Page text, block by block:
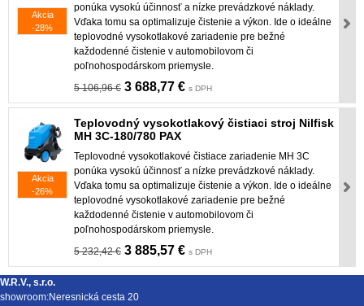
Akcia
-28%
ponúka vysokú účinnosť a nízke prevádzkové náklady.
Vďaka tomu sa optimalizuje čistenie a výkon. Ide o ideálne
teplovodné vysokotlakové zariadenie pre bežné
každodenné čistenie v automobilovom či
poľnohospodárskom priemysle.
5 106,96 € 3 688,77 € s DPH
Akcia
-26%
Teplovodný vysokotlakový čistiaci stroj Nilfisk
MH 3C-180/780 PAX
Teplovodné vysokotlakové čistiace zariadenie MH 3C
ponúka vysokú účinnosť a nízke prevádzkové náklady.
Vďaka tomu sa optimalizuje čistenie a výkon. Ide o ideálne
teplovodné vysokotlakové zariadenie pre bežné
každodenné čistenie v automobilovom či
poľnohospodárskom priemysle.
5 232,42 € 3 885,57 € s DPH
W.R.V., s.r.o.
showroom:Neresnická cesta 20